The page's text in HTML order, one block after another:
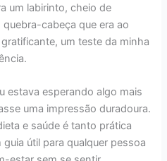
um labirinto, cheio de
cabeça que era ao
um teste da minha
estava esperando algo mais
uma impressão duradoura.
e saúde é tanto prática
útil para qualquer pessoa